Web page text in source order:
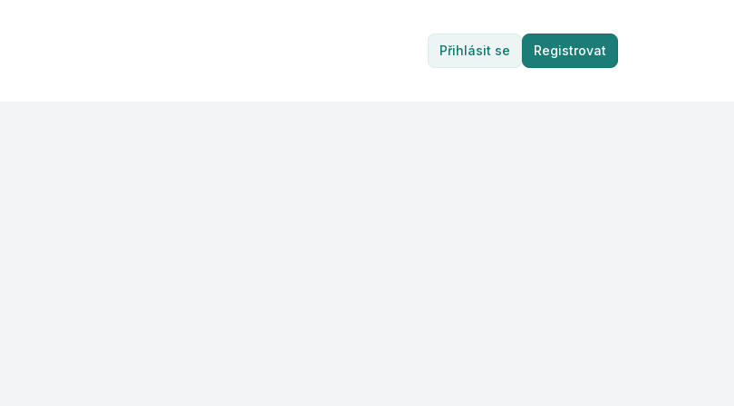
Přihlásit se Registrovat